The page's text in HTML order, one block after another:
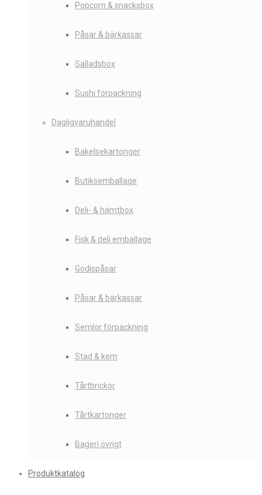
Popcorn & snacksbox
Påsar & bärkassar
Salladsbox
Sushi förpackning
Dagligvaruhandel
Bakelsekartonger
Butiksemballage
Deli- & hämtbox
Fisk & deli emballage
Godispåsar
Påsar & bärkassar
Semlor förpackning
Städ & kem
Tårtbrickor
Tårtkartonger
Bageri övrigt
Produktkatalog